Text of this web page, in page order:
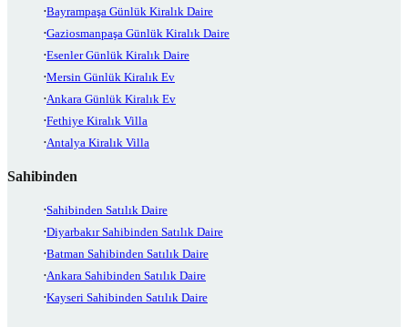
Bayrampaşa Günlük Kiralık Daire
Gaziosmanpaşa Günlük Kiralık Daire
Esenler Günlük Kiralık Daire
Mersin Günlük Kiralık Ev
Ankara Günlük Kiralık Ev
Fethiye Kiralık Villa
Antalya Kiralık Villa
Sahibinden
Sahibinden Satılık Daire
Diyarbakır Sahibinden Satılık Daire
Batman Sahibinden Satılık Daire
Ankara Sahibinden Satılık Daire
Kayseri Sahibinden Satılık Daire